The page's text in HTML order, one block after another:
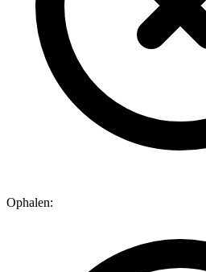
Ophalen: